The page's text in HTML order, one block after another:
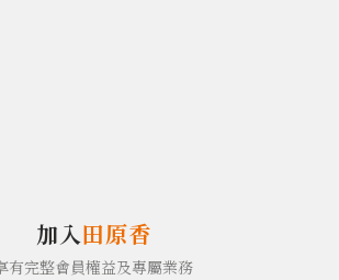
加入田原香
有完整會員權益及專屬業務